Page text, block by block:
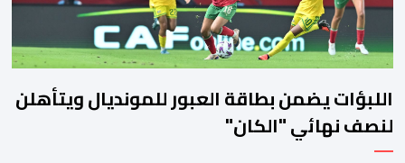
اللبؤات يضمن بطاقة العبور للمونديال ويتأهلن
لنصف نهائي "الكان"